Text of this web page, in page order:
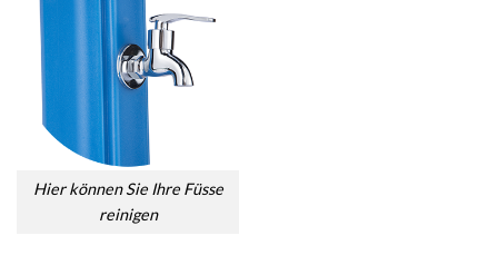
Hier können Sie Ihre Füsse
reinigen